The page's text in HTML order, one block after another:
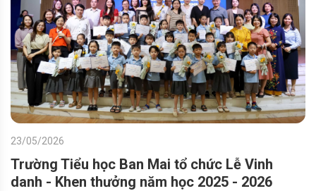
23/05/2026
Trường Tiểu học Ban Mai tổ chức Lễ Vinh
danh - Khen thưởng năm học 2025 - 2026